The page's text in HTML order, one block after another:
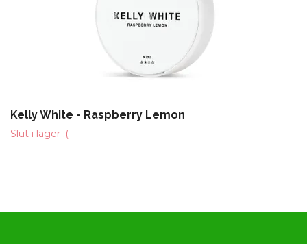
Kelly White - Raspberry Lemon
Slut i lager :(